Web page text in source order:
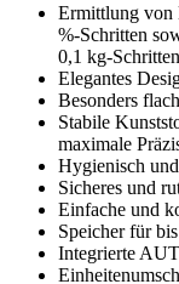
Ermittlung von
%-Schritten
0,1 kg-Schritten
Elegantes
Besonders
Stabile
maximale
Hygienisch
Sicheres und
Einfache und
Speicher für
Integrierte